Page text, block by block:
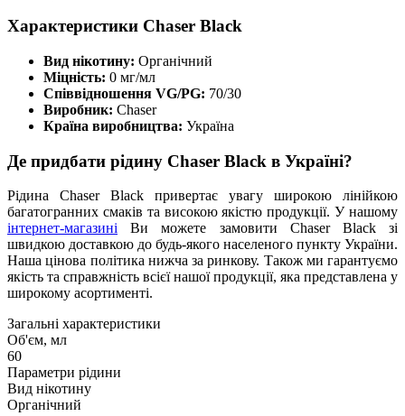
Характеристики Chaser Black
Вид нікотину: Органічний
Міцність: 0 мг/мл
Співвідношення VG/PG: 70/30
Виробник: Chaser
Країна виробництва: Україна
Де придбати рідину Chaser Black в Україні?
Рідина Chaser Black привертає увагу широкою лінійкою
багатогранних смаків та високою якістю продукції. У нашому
інтернет-магазині Ви можете замовити Chaser Black зі
швидкою доставкою до будь-якого населеного пункту України.
Наша цінова політика нижча за ринкову. Також ми гарантуємо
якість та справжність всієї нашої продукції, яка представлена у
широкому асортименті.
Загальні характеристики
Об'єм, мл
60
Параметри рідини
Вид нікотину
Органічний